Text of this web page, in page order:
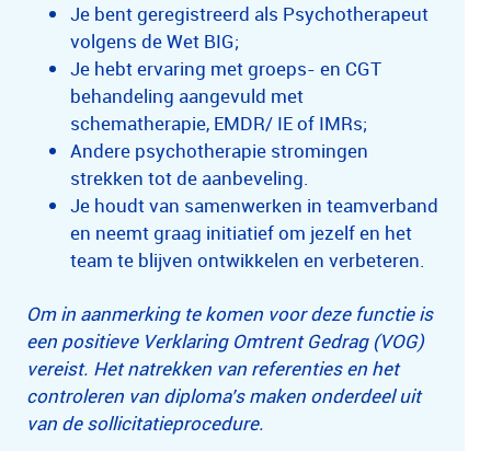
Je bent geregistreerd als Psychotherapeut
volgens de Wet BIG;
Je hebt ervaring met groeps- en CGT
behandeling aangevuld met
schematherapie, EMDR/ IE of IMRs;
Andere psychotherapie stromingen
strekken tot de aanbeveling.
Je houdt van samenwerken in teamverband
en neemt graag initiatief om jezelf en het
team te blijven ontwikkelen en verbeteren.
Om in aanmerking te komen voor deze functie is
een positieve Verklaring Omtrent Gedrag (VOG)
vereist. Het natrekken van referenties en het
controleren van diploma’s maken onderdeel uit
van de sollicitatieprocedure.